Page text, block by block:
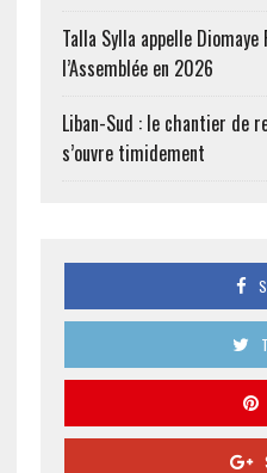
Talla Sylla appelle Diomaye
l’Assemblée en 2026
Liban-Sud : le chantier de
s’ouvre timidement